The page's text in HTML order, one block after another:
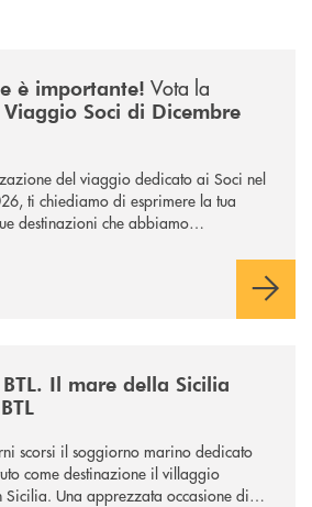
è importante! Vota la
Viaggio Soci di Dicembre
del viaggio dedicato ai Soci nel
ti chiediamo di esprimere la tua
destinazioni che abbiamo
Il mare della Sicilia
scorsi il soggiorno marino dedicato
come destinazione il villaggio
Sicilia. Una apprezzata occasione di